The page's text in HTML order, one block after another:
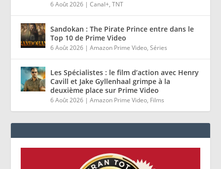
6 Août 2026 |Canal+,TNT
Sandokan : The Pirate Prince entre dans le
Top 10 de Prime Video
6 Août 2026 |Amazon Prime Video,Séries
Les Spécialistes : le film d’action avec Henry
Cavill et Jake Gyllenhaal grimpe à la
deuxième place sur Prime Video
6 Août 2026 |Amazon Prime Video, Films